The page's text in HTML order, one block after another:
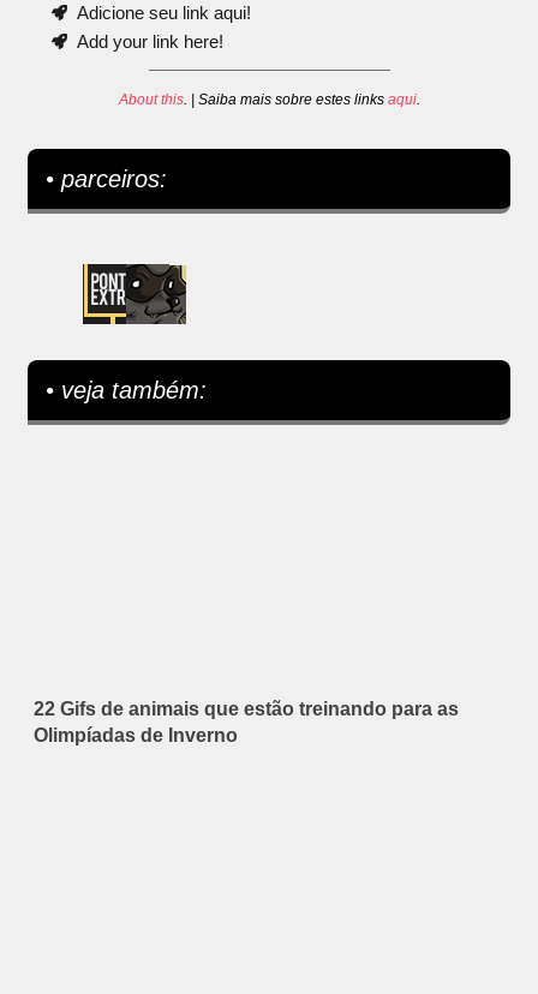
Adicione seu link aqui!
Add your link here!
About this. | Saiba mais sobre estes links aqui.
• parceiros:
• veja também:
22 Gifs de animais que estão treinando para as
Olimpíadas de Inverno